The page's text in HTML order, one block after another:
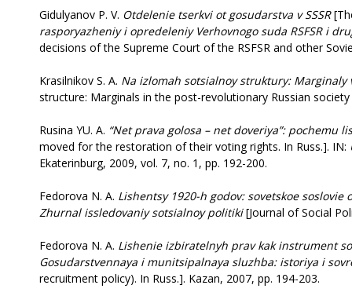
Gidulyanov P. V. Otdelenie tserkvi ot gosudarstva v SSSR
rasporyazheniy i opredeleniy Verhovnogo suda RSFSR i
decisions of the Supreme Court of the RSFSR and other
Krasilnikov S. A. Na izlomah sotsialnoy struktury: Marginaly
structure: Marginals in the post-revolutionary Russian
Rusina YU. A. “Net prava golosa – net doveriya”: pochemu
moved for the restoration of their voting rights. In Russ.]. IN:
Ekaterinburg, 2009, vol. 7, no. 1, pp. 192-200.
Fedorova N. A. Lishentsy 1920-h godov: sovetskoe soslovie
Zhurnal issledovaniy sotsialnoy politiki[Journal of Social
Fedorova N. A. Lishenie izbiratelnyh prav kak instrument
Gosudarstvennaya i munitsipalnaya sluzhba: istoriya i
recruitment policy). In Russ.]. Kazan, 2007, pp. 194-203.